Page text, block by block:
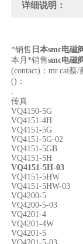
详细说明：
*销售 日本smc电磁
本月*销售smc电磁
(contact)：mr.cai蔡/
()：
:
传真
VQ4150-5G
VQ4151-4H
VQ4151-5G
VQ4151-5G-02
VQ4151-5GB
VQ4151-5H
VQ4151-5H-03
VQ4151-5HW
VQ4151-5HW-03
VQ4200-5
VQ4200-5-03
VQ4201-4
VQ4201-4W
VQ4201-5